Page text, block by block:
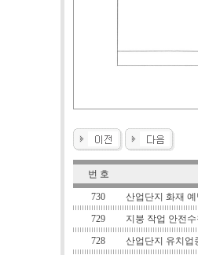
번 호
730
산업단지 화재
729
지붕 작업 안전
728
산업단지 유치업